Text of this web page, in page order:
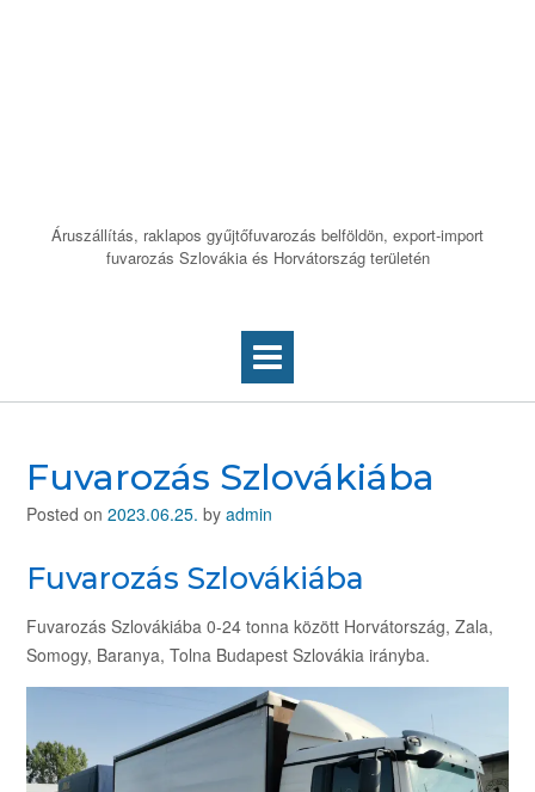
Áruszállítás, raklapos gyűjtőfuvarozás belföldön, export-import
fuvarozás Szlovákia és Horvátország területén
Fuvarozás Szlovákiába
Posted on 2023.06.25. by admin
Fuvarozás Szlovákiába
Fuvarozás Szlovákiába 0-24 tonna között Horvátország, Zala,
Somogy, Baranya, Tolna Budapest Szlovákia irányba.